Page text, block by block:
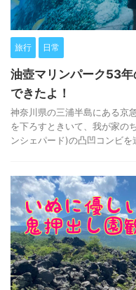
旅行 日常
油壺マリンパーク53
できたよ！
神奈川県の三浦半島にある京
を下ろすときいて、我が家の
ンシェパード)の凸凹コンビ